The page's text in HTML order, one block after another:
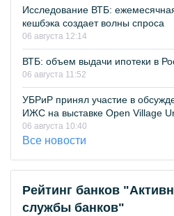
Исследование ВТБ:
кешбэка создает волны спроса
06 августа 12:14
ВТБ: объем выдачи ипотеки в
06 августа 11:52
УБРиР принял участие в
ИЖС на выставке Open Village
06 августа 10:40
Все новости
Рейтинг банков
службы банков"